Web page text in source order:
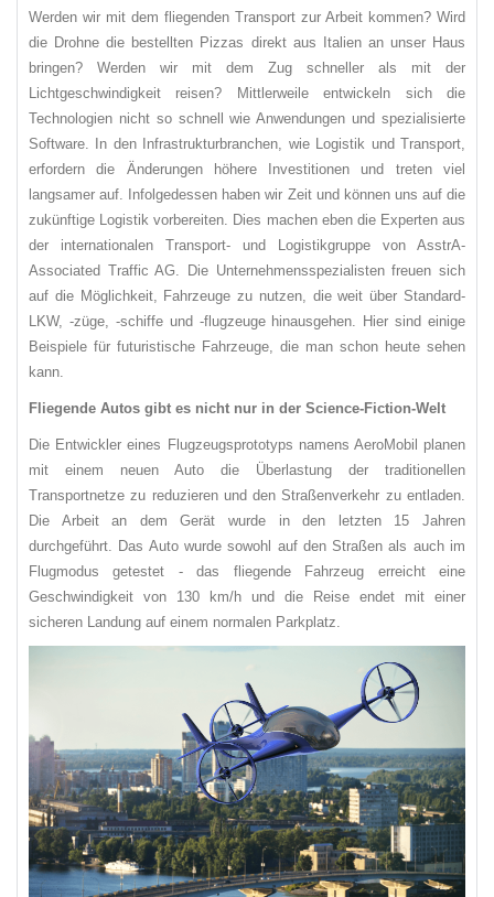
Werden wir mit dem fliegenden Transport zur Arbeit kommen? Wird
die Drohne die bestellten Pizzas direkt aus Italien an unser Haus
bringen? Werden wir mit dem Zug schneller als mit der
Lichtgeschwindigkeit reisen? Mittlerweile entwickeln sich die
Technologien nicht so schnell wie Anwendungen und spezialisierte
Software. In den Infrastrukturbranchen, wie Logistik und Transport,
erfordern die Änderungen höhere Investitionen und treten viel
langsamer auf. Infolgedessen haben wir Zeit und können uns auf die
zukünftige Logistik vorbereiten. Dies machen eben die Experten aus
der internationalen Transport- und Logistikgruppe von AsstrA-
Associated Traffic AG. Die Unternehmensspezialisten freuen sich
auf die Möglichkeit, Fahrzeuge zu nutzen, die weit über Standard-
LKW, -züge, -schiffe und -flugzeuge hinausgehen. Hier sind einige
Beispiele für futuristische Fahrzeuge, die man schon heute sehen
kann.
Fliegende Autos gibt es nicht nur in der Science-Fiction-Welt
Die Entwickler eines Flugzeugsprototyps namens AeroMobil planen
mit einem neuen Auto die Überlastung der traditionellen
Transportnetze zu reduzieren und den Straßenverkehr zu entladen.
Die Arbeit an dem Gerät wurde in den letzten 15 Jahren
durchgeführt. Das Auto wurde sowohl auf den Straßen als auch im
Flugmodus getestet - das fliegende Fahrzeug erreicht eine
Geschwindigkeit von 130 km/h und die Reise endet mit einer
sicheren Landung auf einem normalen Parkplatz.